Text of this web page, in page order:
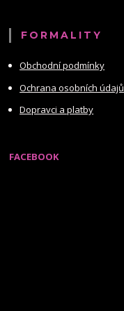
FORMALITY
Obchodní podmínky
Ochrana osobních údajů
Dopravci a platby
FACEBOOK